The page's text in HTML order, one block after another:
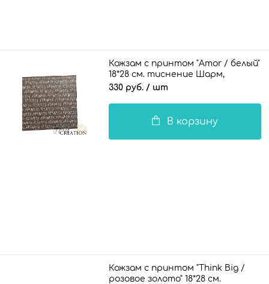
Кожзам с принтом "Amor / белый"
18*28 см. тиснение Шарм,
ледяной коричневый
330 руб. / шт
В корзину
Кожзам с принтом "Think Big /
розовое золото" 18*28 см.